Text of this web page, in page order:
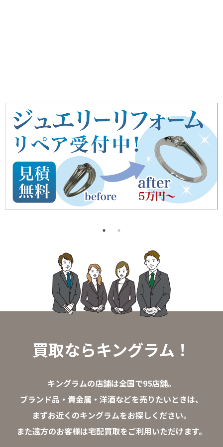
買取ならキングラム！
キングラムの店舗は全国で95店舗。
ブランド品・貴金属・洋酒などを売りたいときは、
まずお近くのキングラムをお探しください。
また遠方のお客様は宅配買取をご利用いただけます。